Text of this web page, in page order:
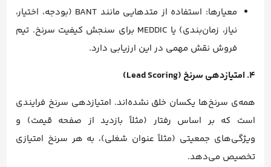
معیارها: استفاده از متدهایی مانند BANT (بودجه، اختیار،
نیاز، زمان‌بندی) یا MEDDIC برای سنجش کیفیت سرنخ. تیم
فروش نقش مهمی در این ارزیابی دارد.
۴. امتیازدهی سرنخ (Lead Scoring)
همه‌ی سرنخ‌ها یکسان خلق نشده‌اند. امتیازدهی سرنخ فرایندی
است که بر اساس رفتار (مثلاً بازدید از صفحه قیمت) و
ویژگی‌های جمعیتی (مثلاً عنوان شغلی)، به هر سرنخ امتیازی
تخصیص می‌دهد.